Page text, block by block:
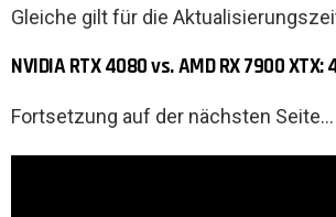
Gleiche gilt für die
NVIDIA RTX 4080 vs. AMD RX 7900
Fortsetzung auf der nächsten Seite…